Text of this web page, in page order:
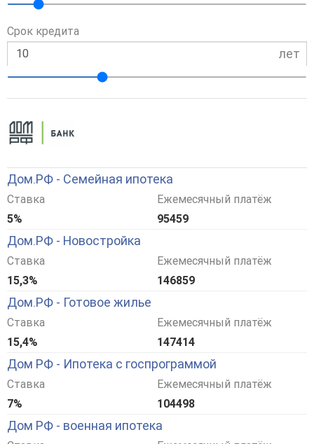
Срок кредита
лет
Дом.РФ - Семейная ипотека
Ставка
5%
Ежемесячный платёж
95459
Дом.РФ - Новостройка
Ставка
15,3%
Ежемесячный платёж
146859
Дом.РФ - Готовое жилье
Ставка
15,4%
Ежемесячный платёж
147414
Дом РФ - Ипотека с госпрограммой
Ставка
7%
Ежемесячный платёж
104498
Дом РФ - военная ипотека